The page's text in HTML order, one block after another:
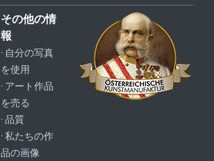
その他の情
報
· 自分の写真
を使用
· アート作品
を売る
· 品質
· 私たちの作
品の画像